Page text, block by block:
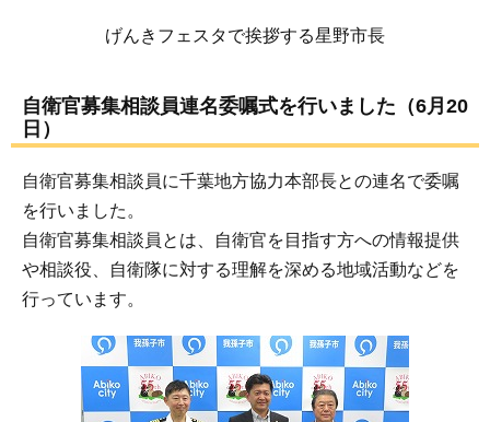
げんきフェスタで挨拶する星野市長
自衛官募集相談員連名委嘱式を行いました（6月20
日）
自衛官募集相談員に千葉地方協力本部長との連名で委嘱
を行いました。
自衛官募集相談員とは、自衛官を目指す方への情報提供
や相談役、自衛隊に対する理解を深める地域活動などを
行っています。